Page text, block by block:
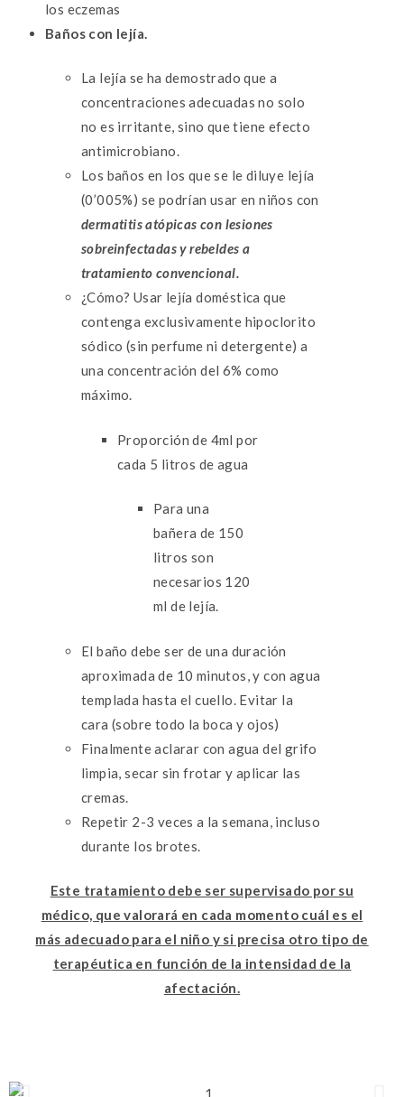
los eczemas
Baños con lejía.
La lejía se ha demostrado que a
concentraciones adecuadas no solo
no es irritante, sino que tiene efecto
antimicrobiano.
Los baños en los que se le diluye lejía
(0’005%) se podrían usar en niños con
dermatitis atópicas con lesiones
sobreinfectadas y rebeldes a
tratamiento convencional.
¿Cómo? Usar lejía doméstica que
contenga exclusivamente hipoclorito
sódico (sin perfume ni detergente) a
una concentración del 6% como
máximo.
Proporción de 4ml por
cada 5 litros de agua
Para una
bañera de 150
litros son
necesarios 120
ml de lejía.
El baño debe ser de una duración
aproximada de 10 minutos, y con agua
templada hasta el cuello. Evitar la
cara (sobre todo la boca y ojos)
Finalmente aclarar con agua del grifo
limpia, secar sin frotar y aplicar las
cremas.
Repetir 2-3 veces a la semana, incluso
durante los brotes.
Este tratamiento debe ser supervisado por su
médico, que valorará en cada momento cuál es el
más adecuado para el niño y si precisa otro tipo de
terapéutica en función de la intensidad de la
afectación.